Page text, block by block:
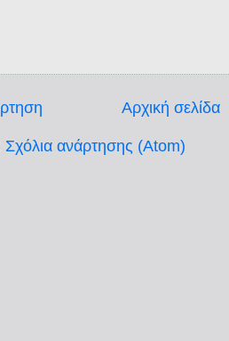
Αρχική σελίδα
Σχόλια ανάρτησης (Atom)